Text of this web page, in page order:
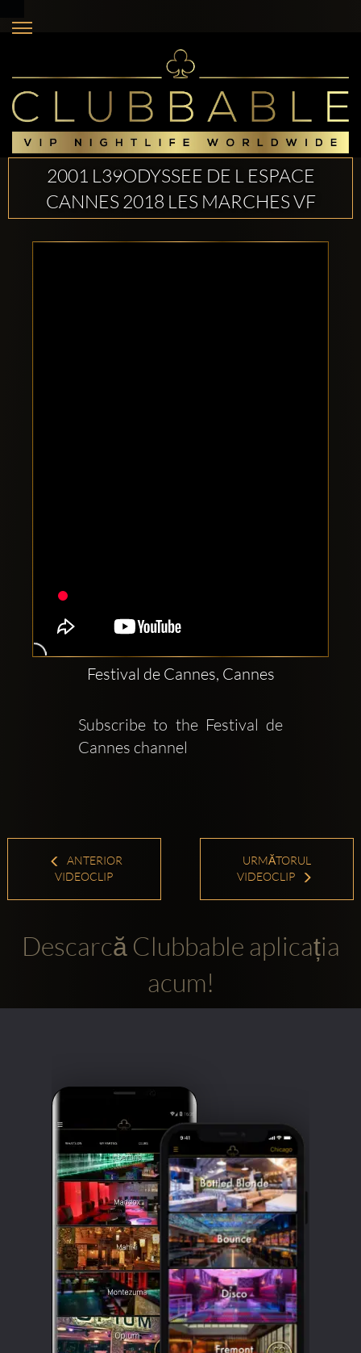
2001 L39ODYSSEE DE L ESPACE
CANNES 2018 LES MARCHES VF
Festival de Cannes, Cannes
Subscribe to the Festival de
Cannes channel
ANTERIOR
VIDEOCLIP
URMĂTORUL
VIDEOCLIP
Descarcă Clubbable aplicația
acum!